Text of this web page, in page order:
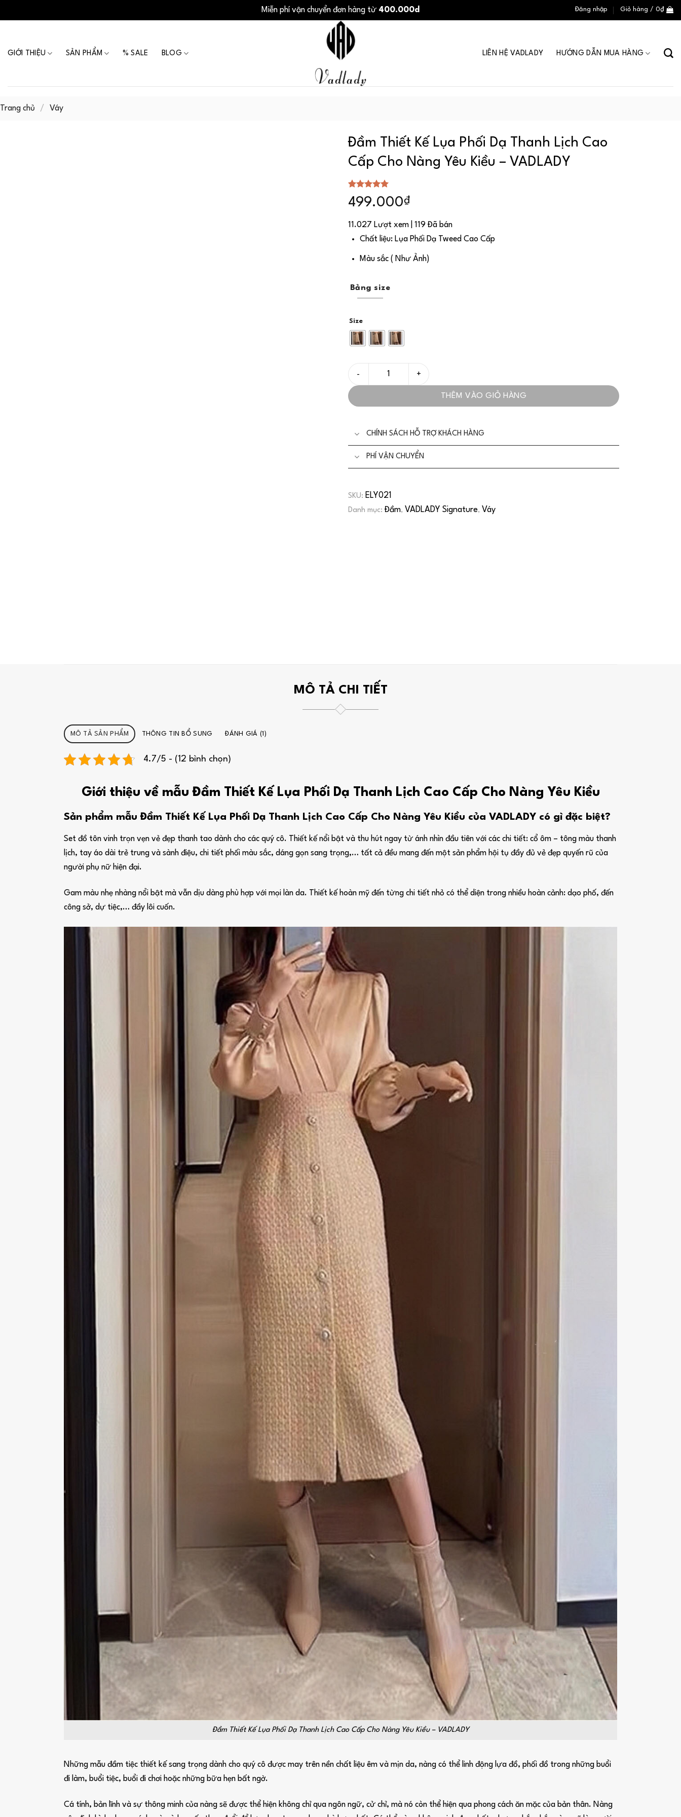
to
Miễn phí vận chuyển đơn hàng từ 400.000d Đăng nhập Giỏ hàng / 0₫
GIỚI THIỆU SẢN PHẨM % SALE BLOG LIÊN HỆ VADLADY HƯỚNG DẪN MUA HÀNG
Trang chủ / Váy
Đầm Thiết Kế Lụa Phối Dạ Thanh Lịch Cao
Cấp Cho Nàng Yêu Kiều – VADLADY
5.00trên 5
dựa trên
1
499.000₫
11.027 Lượt xem | 119 Đã bán
Chất liệu: Lụa Phối Dạ Tweed Cao Cấp
Màu sắc ( Như Ảnh)
Bảng size
Size
THÊM VÀO GIỎ HÀNG
CHÍNH SÁCH HỖ TRỢ KHÁCH HÀNG
PHÍ VẬN CHUYỂN
SKU: ELY021
Danh mục:Đầm, VADLADY Signature, Váy
MÔ TẢ CHI TIẾT
MÔ TẢ SẢN PHẨM THÔNG TIN BỔ SUNG ĐÁNH GIÁ (1)
4.7/5 - (12 bình chọn)
Giới thiệu về mẫu Đầm Thiết Kế Lụa Phối Dạ Thanh Lịch Cao Cấp Cho Nàng Yêu Kiều
Sản phẩm mẫu Đầm Thiết Kế Lụa Phối Dạ Thanh Lịch Cao Cấp Cho Nàng Yêu Kiều của VADLADY có gì đặc biệt?
Set đồ tôn vinh trọn vẹn vẻ đẹp thanh tao dành cho các quý cô. Thiết kế nổi bật và thu hút ngay từ ánh nhìn đầu tiên với các chi tiết: cổ ôm – tông màu thanh
lịch, tay áo dài trẻ trung và sành điệu, chi tiết phối màu sắc, dáng gọn sang trọng,… tất cả đều mang đến một sản phẩm hội tụ đầy đủ vẻ đẹp quyến rũ của
người phụ nữ hiện đại.
Gam màu nhẹ nhàng nổi bật mà vẫn dịu dàng phù hợp với mọi làn da. Thiết kế hoàn mỹ đến từng chi tiết nhỏ có thể diện trong nhiều hoàn cảnh: dạo phố, đến
công sở, dự tiệc,… đầy lôi cuốn.
Đầm Thiết Kế Lụa Phối Dạ Thanh Lịch Cao Cấp Cho Nàng Yêu Kiều – VADLADY
Những mẫu đầm tiệc thiết kế sang trọng dành cho quý cô được may trên nền chất liệu êm và mịn da, nàng có thể linh động lựa đồ, phối đồ trong những buổi
đi làm, buổi tiệc, buổi đi chơi hoặc những bữa hẹn bất ngờ.
Cá tính, bản lĩnh và sự thông minh của nàng sẽ được thể hiện không chỉ qua ngôn ngữ, cử chỉ, mà nó còn thể hiện qua phong cách ăn mặc của bản thân. Nàng